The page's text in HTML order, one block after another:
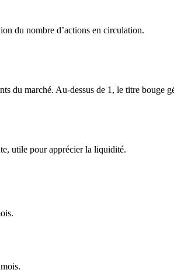
du nombre d’actions en circulation.
du marché. Au-dessus de 1, le titre bouge
utile pour apprécier la liquidité.